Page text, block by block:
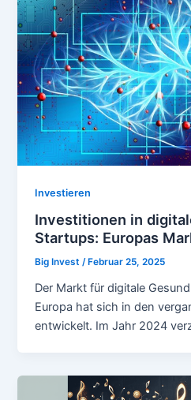
Investieren
Investitionen in
Startups: Europas
Big Invest/ Februar 25, 2025
Der Markt für digitale
Europa hat sich in den
entwickelt. Im Jahr 2024